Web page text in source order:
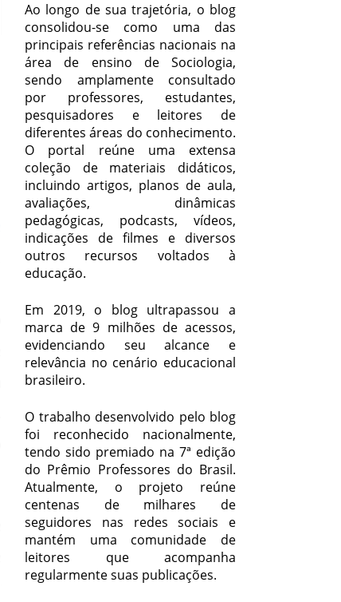
Ao longo de sua trajetória, o blog
consolidou-se como uma das
principais referências nacionais na
área de ensino de Sociologia,
sendo amplamente consultado
por professores, estudantes,
pesquisadores e leitores de
diferentes áreas do conhecimento.
O portal reúne uma extensa
coleção de materiais didáticos,
incluindo artigos, planos de aula,
avaliações, dinâmicas
pedagógicas, podcasts, vídeos,
indicações de filmes e diversos
outros recursos voltados à
educação.
Em 2019, o blog ultrapassou a
marca de 9 milhões de acessos,
evidenciando seu alcance e
relevância no cenário educacional
brasileiro.
O trabalho desenvolvido pelo blog
foi reconhecido nacionalmente,
tendo sido premiado na 7ª edição
do Prêmio Professores do Brasil.
Atualmente, o projeto reúne
centenas de milhares de
seguidores nas redes sociais e
mantém uma comunidade de
leitores que acompanha
regularmente suas publicações.